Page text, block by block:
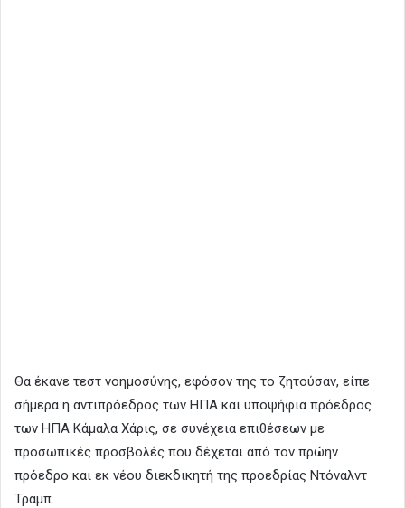
Θα έκανε τεστ νοημοσύνης, εφόσον της το ζητούσαν, είπε
σήμερα η αντιπρόεδρος των ΗΠΑ και υποψήφια πρόεδρος
των ΗΠΑ Κάμαλα Χάρις, σε συνέχεια επιθέσεων με
προσωπικές προσβολές που δέχεται από τον πρώην
πρόεδρο και εκ νέου διεκδικητή της προεδρίας Ντόναλντ
Τραμπ.